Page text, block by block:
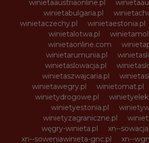
winietaaustriaonline.pl
winietabulgaria.pl
winietaczechy.pl
winietaestonia.pl
winietalotwa.pl
winietaonline.com
winietarumunia.pl
winietaslowacja.pl
winietaszwajcaria.pl
winietawegry.pl
winietomat.pl
winietydrogowe.pl
winietyestonia.pl
winietyzagraniczne.pl
węgry-winieta.pl
xn--
xn--soweniawinieta-gnc.pl
xn--